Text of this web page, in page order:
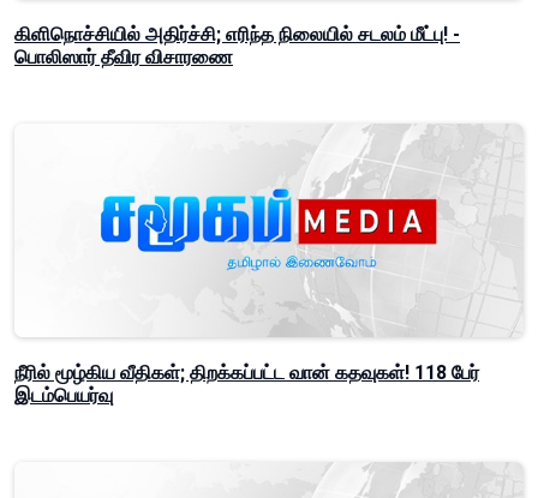
கிளிநொச்சியில் அதிர்ச்சி; எரிந்த நிலையில் சடலம் மீட்பு! -
பொலிஸார் தீவிர விசாரணை
நீரில் மூழ்கிய வீதிகள்; திறக்கப்பட்ட வான் கதவுகள்! 118 பேர்
இடம்பெயர்வு